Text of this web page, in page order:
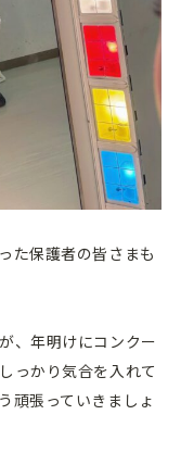
た保護者の皆さまも
、年明けにコンクー
っかり気合を入れて
頑張っていきましょ